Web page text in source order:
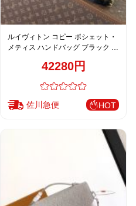
ルイヴィトン コピー ポシェット・
メティス ハンドバッグ ブラック エ
42280円
佐川急便 HOT